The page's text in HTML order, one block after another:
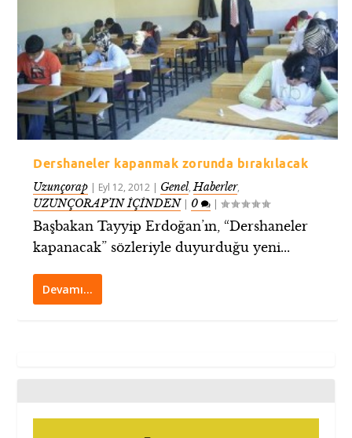
Dershaneler kapanmak zorunda bırakılacak
Uzunçorap | Eyl 12, 2012 | Genel,Haberler,
UZUNÇORAP’IN İÇİNDEN| 0 |
Başbakan Tayyip Erdoğan’ın, “Dershaneler
kapanacak” sözleriyle duyurduğu yeni...
Devamı…